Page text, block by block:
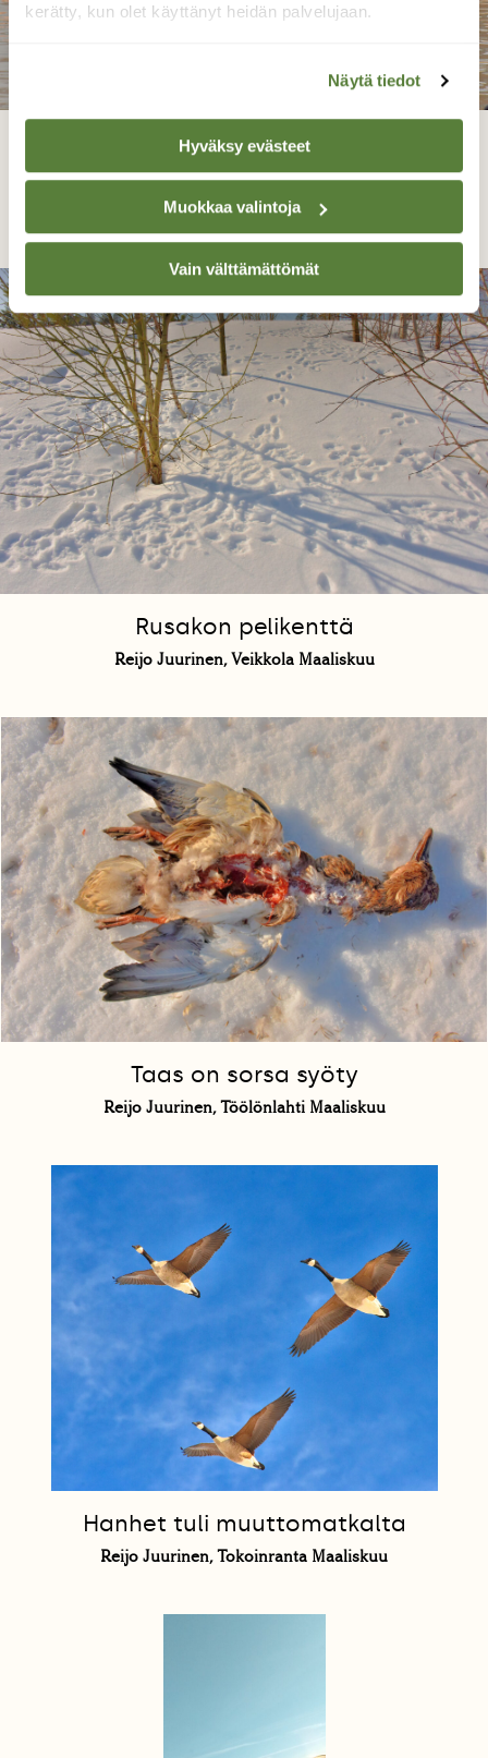
kerätty, kun olet käyttänyt heidän palvelujaan.
Näytä tiedot
Hyväksy evästeet
Muokkaa valintoja
Vain välttämättömät
Hanhet tuli muuttomatkalta
Reijo Juurinen, Tokoinranta Maaliskuu
Rusakon pelikenttä
Reijo Juurinen, Veikkola Maaliskuu
Taas on sorsa syöty
Reijo Juurinen, Töölönlahti Maaliskuu
Hanhet tuli muuttomatkalta
Reijo Juurinen, Tokoinranta Maaliskuu